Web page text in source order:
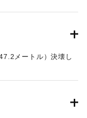
メートル）決壊し